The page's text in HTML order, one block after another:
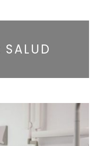
SALUD